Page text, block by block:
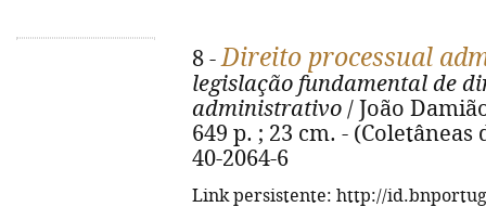
8 -Direito processual
legislação fundamental de
administrativo / João
649 p. ; 23 cm. - (Coletâneas
40-2064-6
Link persistente: http://